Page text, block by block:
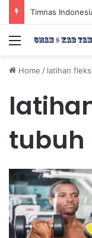
Menu
Home / latihan
tubuh